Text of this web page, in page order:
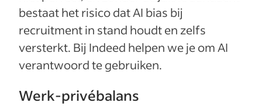
bestaat het risico dat AI bias bij
recruitment in stand houdt en zelfs
versterkt. Bij Indeed helpen we je om AI
verantwoord te gebruiken.
Werk-privébalans